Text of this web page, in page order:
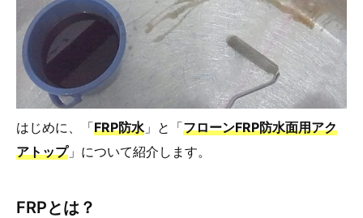
はじめに、「FRP防水 」と「フローンFRP防水面用アク
アトップ」について紹介します。
FRPとは？